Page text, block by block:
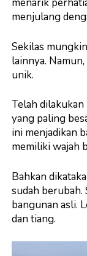
menjulang
Sekilas
lainnya.
unik.
Telah dilakukan
yang paling
ini menjadikan
memiliki wajah
Bahkan
sudah berubah.
bangunan asli.
dan tiang.